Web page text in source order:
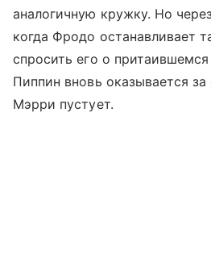
аналогичную кружку. Но
когда Фродо останавливает
спросить его о притаившемся
Пиппин вновь оказывается
Мэрри пустует.